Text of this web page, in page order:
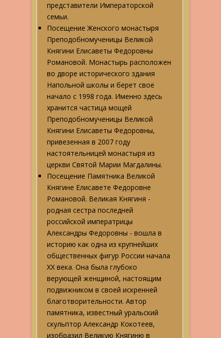
представители Императорской
семьи.
Посещение Женского монастыря
Преподобномученицы Великой
Княгини Елисаветы Федоровны
Романовой. Монастырь расположен
во дворе исторического здания
Напольной школы и берет свое
начало с 1998 года. Именно здесь
хранится частица мощей
Преподобномученицы Великой
Княгини Елисаветы Федоровны,
привезенная в 2007 году
настоятельницей монастыря из
церкви Святой Марии Магдалины.
Посещение Памятника Великой
Княгине Елисавете Федоровне
Романовой. Великая Княгиня -
родная сестра последней
российской императрицы
Александры Федоровны - вошла в
историю как одна из крупнейших
общественных фигур России начала
XX века. Она была глубоко
верующей женщиной, настоящим
подвижником в своей искренней
благотворительности. Автор
памятника, известный уральский
скульптор Александр Кокотеев,
изобразил Великую Княгиню в